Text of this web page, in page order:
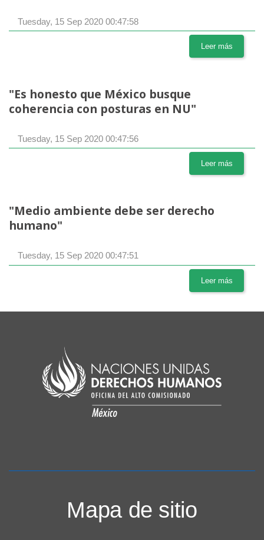
Tuesday, 15 Sep 2020 00:47:58
Leer más
"Es honesto que México busque
coherencia con posturas en NU"
Tuesday, 15 Sep 2020 00:47:56
Leer más
"Medio ambiente debe ser derecho
humano"
Tuesday, 15 Sep 2020 00:47:51
Leer más
Mapa de sitio